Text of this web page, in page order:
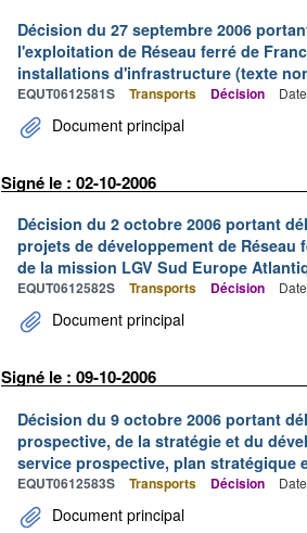
Décision du 27 septembre 2006
l'exploitation de Réseau ferré de
installations d'infrastructure (texte
EQUT0612581S Transports Décision
Document principal
Signé le : 02-10-2006
Décision du 2 octobre 2006 portant
projets de développement de Réseau
de la mission LGV Sud Europe
EQUT0612582S Transports Décision
Document principal
Signé le : 09-10-2006
Décision du 9 octobre 2006 portant
prospective, de la stratégie et du
service prospective, plan stratégique
EQUT0612583S Transports Décision
Document principal